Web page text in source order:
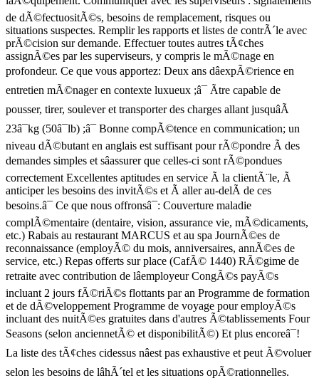
de dÃ©fectuositÃ©s, besoins de remplacement, risques ou
situations suspectes. Remplir les rapports et listes de contrÃ´le avec
prÃ©cision sur demande. Effectuer toutes autres tÃ¢ches
assignÃ©es par les superviseurs, y compris le mÃ©nage en
profondeur. Ce que vous apportez: Deux ans dâexpÃ©rience en
entretien mÃ©nager en contexte luxueux ;â¯ Ãtre capable de
pousser, tirer, soulever et transporter des charges allant jusquâÃ
23â¯kg (50â¯lb) ;â¯ Bonne compÃ©tence en communication; un
niveau dÃ©butant en anglais est suffisant pour rÃ©pondre Ã des
demandes simples et sâassurer que celles-ci sont rÃ©pondues
correctement Excellentes aptitudes en service Ã la clientÃ¨le, Ã
anticiper les besoins des invitÃ©s et Ã aller au-delÃ de ces
besoins.â¯ Ce que nous offronsâ¯: Couverture maladie
complÃ©mentaire (dentaire, vision, assurance vie, mÃ©dicaments,
etc.) Rabais au restaurant MARCUS et au spa JournÃ©es de
reconnaissance (employÃ© du mois, anniversaires, annÃ©es de
service, etc.) Repas offerts sur place (CafÃ© 1440) RÃ©gime de
retraite avec contribution de lâemployeur CongÃ©s payÃ©s
incluant 2 jours fÃ©riÃ©s flottants par an Programme de formation
et de dÃ©veloppement Programme de voyage pour employÃ©s
incluant des nuitÃ©es gratuites dans d'autres Ã©tablissements Four
Seasons (selon anciennetÃ© et disponibilitÃ©) Et plus encoreâ¯!
La liste des tÃ¢ches cidessus nâest pas exhaustive et peut Ã©voluer
selon les besoins de lâhÃ´tel et les situations opÃ©rationnelles.